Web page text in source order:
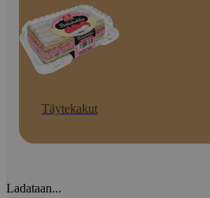
Täytekakut
Ladataan...